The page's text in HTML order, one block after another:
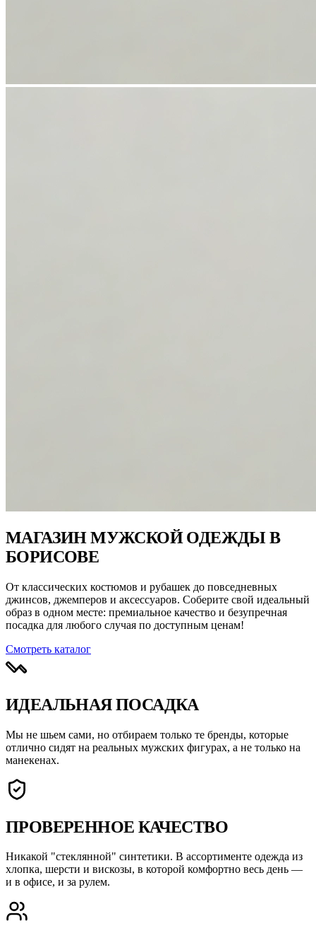
МАГАЗИН МУЖСКОЙ ОДЕЖДЫ В
БОРИСОВЕ
От классических костюмов и рубашек до повседневных
джинсов, джемперов и аксессуаров. Соберите свой идеальный
образ в одном месте: премиальное качество и безупречная
посадка для любого случая по доступным ценам!
Смотреть каталог
ИДЕАЛЬНАЯ ПОСАДКА
Мы не шьем сами, но отбираем только те бренды, которые
отлично сидят на реальных мужских фигурах, а не только на
манекенах.
ПРОВЕРЕННОЕ КАЧЕСТВО
Никакой "стеклянной" синтетики. В ассортименте одежда из
хлопка, шерсти и вискозы, в которой комфортно весь день —
и в офисе, и за рулем.